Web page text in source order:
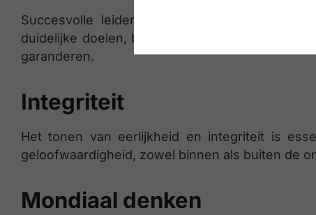
Succesvolle leiders hebben een duidelijke
duidelijke doelen, bewaken de voortgang en
garanderen.
Integriteit
Het tonen van eerlijkheid en integriteit is
geloofwaardigheid, zowel binnen als buiten de
Mondiaal denken